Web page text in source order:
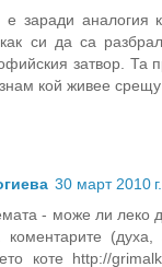
заради аналогия
си да са
затвор. Та
кой живее
30 март 2010
- може ли леко
коментарите
коте http://